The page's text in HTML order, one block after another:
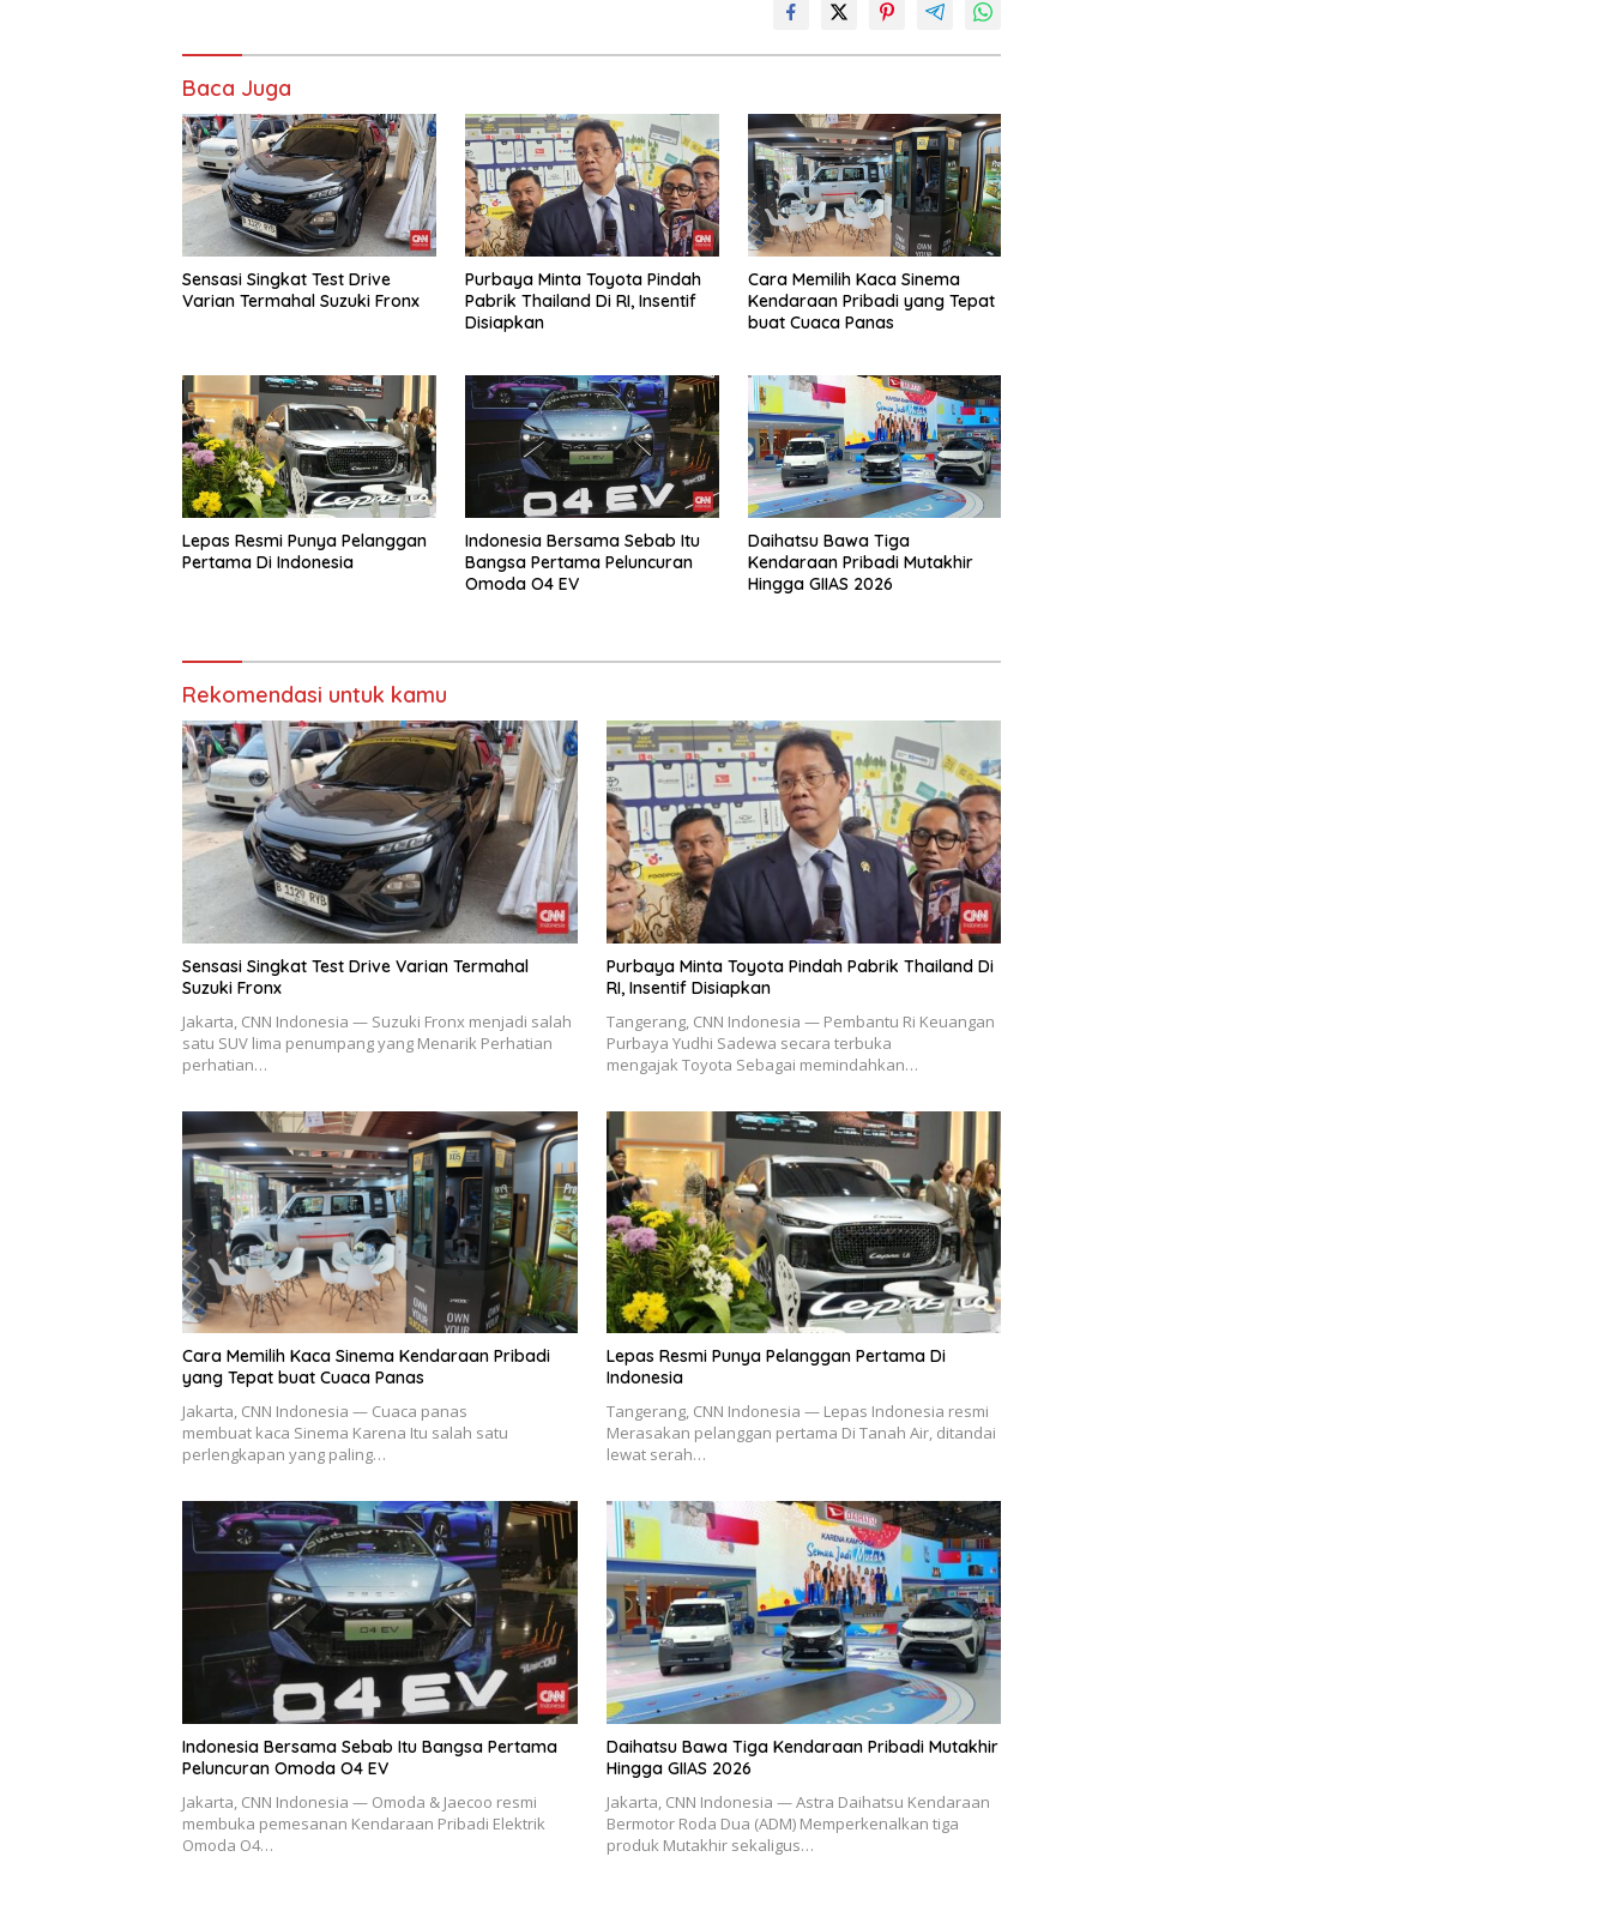
Baca Juga
Sensasi Singkat Test Drive
Varian Termahal Suzuki Fronx
Purbaya Minta Toyota Pindah
Pabrik Thailand Di RI, Insentif
Disiapkan
Cara Memilih Kaca Sinema
Kendaraan Pribadi yang Tepat
buat Cuaca Panas
Lepas Resmi Punya Pelanggan
Pertama Di Indonesia
Indonesia Bersama Sebab Itu
Bangsa Pertama Peluncuran
Omoda O4 EV
Daihatsu Bawa Tiga
Kendaraan Pribadi Mutakhir
Hingga GIIAS 2026
Rekomendasi untuk kamu
Sensasi Singkat Test Drive Varian Termahal
Suzuki Fronx
Jakarta, CNN Indonesia — Suzuki Fronx menjadi salah
satu SUV lima penumpang yang Menarik Perhatian
perhatian…
Purbaya Minta Toyota Pindah Pabrik Thailand Di
RI, Insentif Disiapkan
Tangerang, CNN Indonesia — Pembantu Ri Keuangan
Purbaya Yudhi Sadewa secara terbuka
mengajak Toyota Sebagai memindahkan…
Cara Memilih Kaca Sinema Kendaraan Pribadi
yang Tepat buat Cuaca Panas
Jakarta, CNN Indonesia — Cuaca panas
membuat kaca Sinema Karena Itu salah satu
perlengkapan yang paling…
Lepas Resmi Punya Pelanggan Pertama Di
Indonesia
Tangerang, CNN Indonesia — Lepas Indonesia resmi
Merasakan pelanggan pertama Di Tanah Air, ditandai
lewat serah…
Indonesia Bersama Sebab Itu Bangsa Pertama
Peluncuran Omoda O4 EV
Jakarta, CNN Indonesia — Omoda & Jaecoo resmi
membuka pemesanan Kendaraan Pribadi Elektrik
Omoda O4…
Daihatsu Bawa Tiga Kendaraan Pribadi Mutakhir
Hingga GIIAS 2026
Jakarta, CNN Indonesia — Astra Daihatsu Kendaraan
Bermotor Roda Dua (ADM) Memperkenalkan tiga
produk Mutakhir sekaligus…